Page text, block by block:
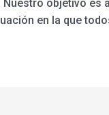
objetivo
en la que